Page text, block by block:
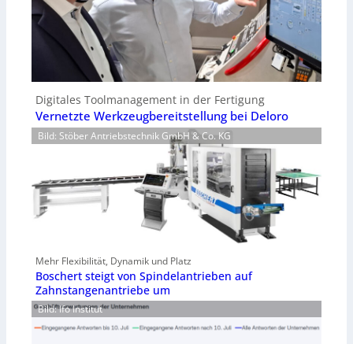
Digitales Toolmanagement in der Fertigung
Vernetzte Werkzeugbereitstellung bei Deloro
Bild: Stöber Antriebstechnik GmbH & Co. KG
Mehr Flexibilität, Dynamik und Platz
Boschert steigt von Spindelantrieben auf
Zahnstangenantriebe um
Bild: Ifo Institut